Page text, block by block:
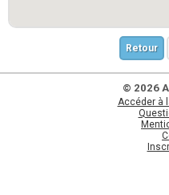
Retour
© 2026
Accéder à